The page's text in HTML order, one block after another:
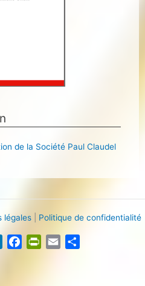
de la Société Paul Claudel
légales| Politique de confidentialité